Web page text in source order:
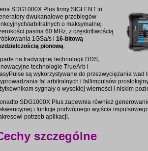
SDG1000X Plus firmy SIGLENT to
dwukanałowe przebiegów
arbitralnych o maksymalnej
pasma 60 MHz, z częstotliwością
1GSa/s i 16-bitową
pionową.
na tradycyjnej technologii DDS,
technologie TrueArb i
są wykorzystywane do przezwyciężania wad
fal arbitralnych i fal/impulsów
sygnały o wysokiej wierności i niskim
SDG1000X Plus zapewnia również
i funkcje podwójnego wyjścia
potrzeb aplikacji.
szczególne